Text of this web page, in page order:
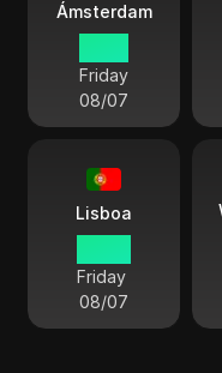
Ámsterdam
Friday
08/07
Lisboa
Friday
08/07